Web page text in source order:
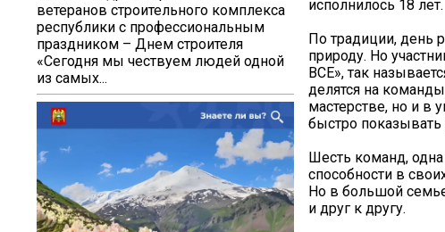
ветеранов строительного комплекса
республики с профессиональным
праздником – Днем строителя
«Сегодня мы чествуем людей одной
из самых...
исполнилось 18 лет.
По традиции, день
природу. Но
ВСЕ», так
делятся на
мастерстве, но и в
быстро показывать
Шесть команд,
способности в
Но в большой
и друг к другу.